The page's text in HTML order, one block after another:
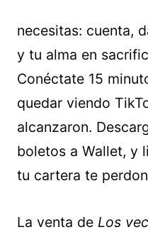
necesitas: cuenta,
y tu alma en
Conéctate 15
quedar viendo
alcanzaron.
boletos a Wallet, y
tu cartera te
La venta de Los